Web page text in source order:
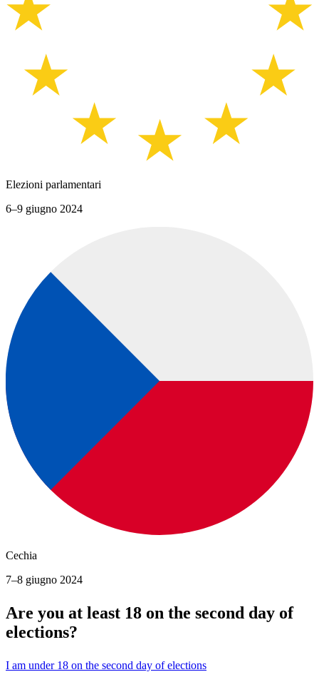
Elezioni parlamentari
6–9 giugno 2024
Cechia
7–8 giugno 2024
Are you at least 18 on the second day of
elections?
I am under 18 on the second day of elections